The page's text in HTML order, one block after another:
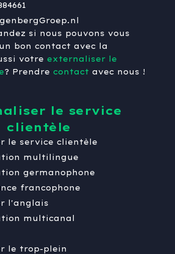
si nous pouvons vous
bon contact avec la
votre externaliser le
? Prendre contact avec nous !
le service
clientèle
le service clientèle
multilingue
germanophone
francophone
l'anglais
multicanal
le trop-plein